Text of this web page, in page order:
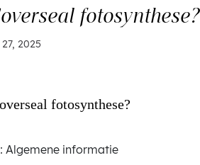
fotosynthese?
2025
fotosynthese?
Algemene informatie